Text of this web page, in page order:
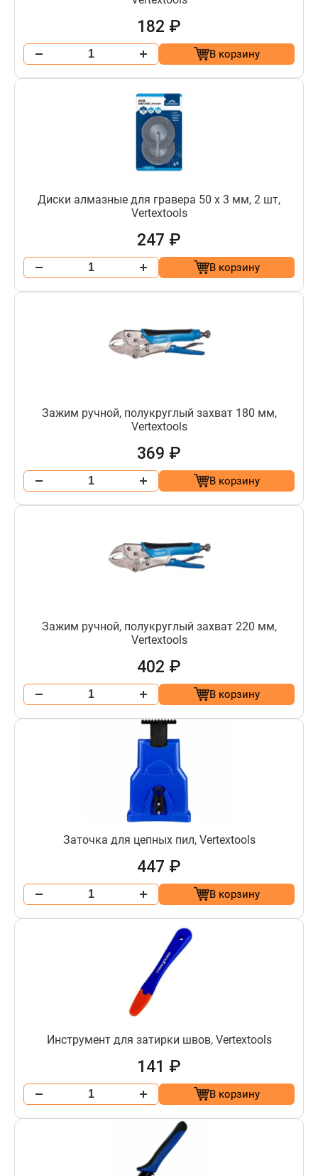
182 ₽
В корзину
Диски алмазные для гравера 50 х 3 мм, 2 шт,
Vertextools
247 ₽
В корзину
Зажим ручной, полукруглый захват 180 мм,
Vertextools
369 ₽
В корзину
Зажим ручной, полукруглый захват 220 мм,
Vertextools
402 ₽
В корзину
Заточка для цепных пил, Vertextools
447 ₽
В корзину
Инструмент для затирки швов, Vertextools
141 ₽
В корзину